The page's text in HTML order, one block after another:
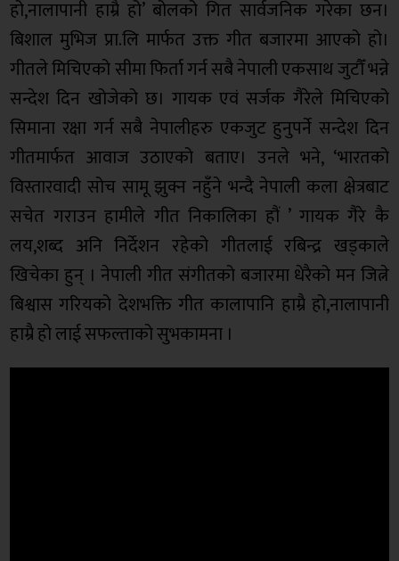
हो,नालापानी हाम्रै हो’ बोलको गित सार्वजनिक गरेका छन।
बिशाल मुभिज प्रा.लि मार्फत उक्त गीत बजारमा आएको हो।
गीतले मिचिएको सीमा फिर्ता गर्न सबै नेपाली एकसाथ जुटौँ भन्ने
सन्देश दिन खोजेको छ। गायक एवं सर्जक गैरेले मिचिएको
सिमाना रक्षा गर्न सबै नेपालीहरु एकजुट हुनुपर्ने सन्देश दिन
गीतमार्फत आवाज उठाएको बताए। उनले भने, ‘भारतको
विस्तारवादी सोच सामू झुक्न नहुँने भन्दै नेपाली कला क्षेत्रबाट
सचेत गराउन हामीले गीत निकालिका हौं ’ गायक गैरे कै
लय,शब्द अनि निर्देशन रहेको गीतलाई रबिन्द्र खड्काले
खिचेका हुन् । नेपाली गीत संगीतको बजारमा धेरैको मन जित्ने
बिश्वास गरियको देशभक्ति गीत कालापानि हाम्रै हो,नालापानी
हाम्रै हो लाई सफल्ताको सुभकामना ।